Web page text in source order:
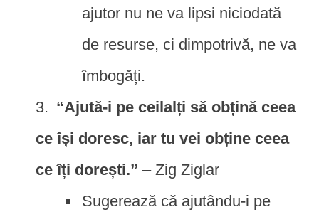
ajutor nu ne va lipsi niciodată
de resurse, ci dimpotrivă, ne va
îmbogăți.
“Ajută-i pe ceilalți să obțină ceea
ce își doresc, iar tu vei obține ceea
ce îți dorești.” – Zig Ziglar
Sugerează că ajutându-i pe